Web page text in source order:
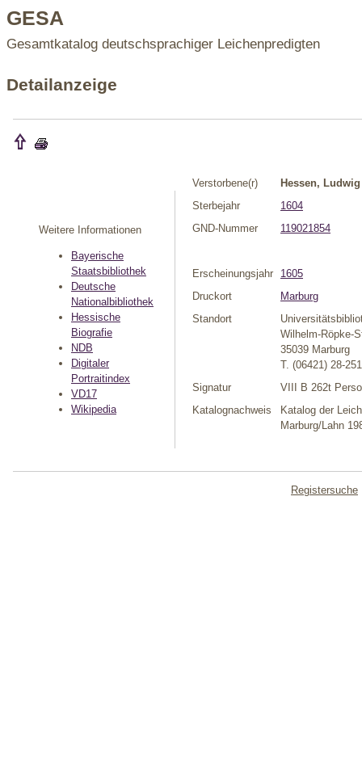
GESA
Gesamtkatalog deutschsprachiger Leichenpredigten
Detailanzeige
Weitere Informationen
Bayerische
Staatsbibliothek
Deutsche
Nationalbibliothek
Hessische
Biografie
NDB
Digitaler
Portraitindex
VD17
Wikipedia
Verstorbene(r)
Hessen,
Sterbejahr
1604
GND-Nummer
119021854
Erscheinungsjahr
1605
Druckort
Marburg
Standort
Wilhelm-Röpke-
35039 Marburg
T. (06421) 28-
Signatur
VIII B 262t
Katalognachweis
Katalog der
Marburg/Lahn
Registersuche